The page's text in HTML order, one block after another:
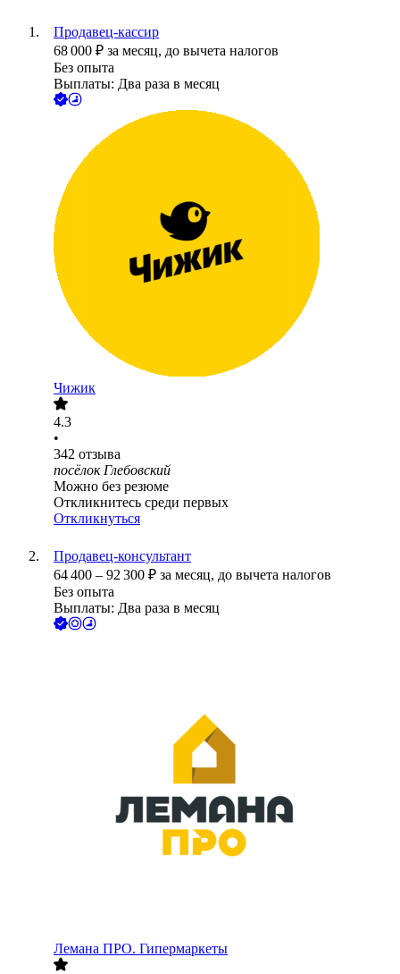
Продавец-кассир
68 000 ₽ за месяц, до вычета налогов
Без опыта
Выплаты: Два раза в месяц
Чижик
4.3
•
342 отзыва
посёлок Глебовский
Можно без резюме
Откликнитесь среди первых
Откликнуться
Продавец-консультант
64 400 – 92 300 ₽ за месяц, до вычета налогов
Без опыта
Выплаты: Два раза в месяц
Лемана ПРО. Гипермаркеты